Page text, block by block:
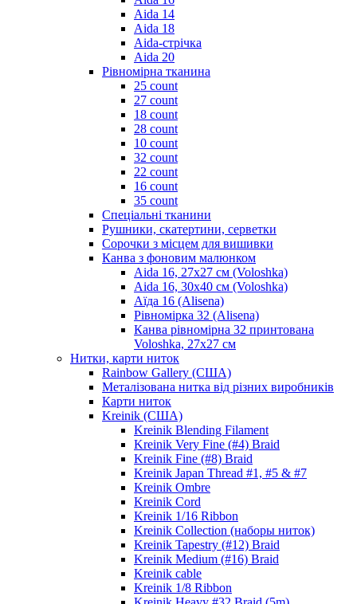
Aida 14
Aida 18
Aida-стрічка
Aida 20
Рівномірна тканина
25 count
27 count
18 count
28 count
10 count
32 count
22 count
16 count
35 count
Спеціальні тканини
Рушники, скатертини, серветки
Сорочки з місцем для вишивки
Канва з фоновим малюнком
Aida 16, 27х27 см (Voloshka)
Aida 16, 30х40 см (Voloshka)
Аїда 16 (Alisena)
Рівномірка 32 (Alisena)
Канва рівномірна 32 принтована
Voloshka, 27х27 см
Нитки, карти ниток
Rainbow Gallery (США)
Металізована нитка від різних виробників
Карти ниток
Kreinik (США)
Kreinik Blending Filament
Kreinik Very Fine (#4) Braid
Kreinik Fine (#8) Braid
Kreinik Japan Thread #1, #5 & #7
Kreinik Ombre
Kreinik Cord
Kreinik 1/16 Ribbon
Kreinik Collection (наборы ниток)
Kreinik Tapestry (#12) Braid
Kreinik Medium (#16) Braid
Kreinik cable
Kreinik 1/8 Ribbon